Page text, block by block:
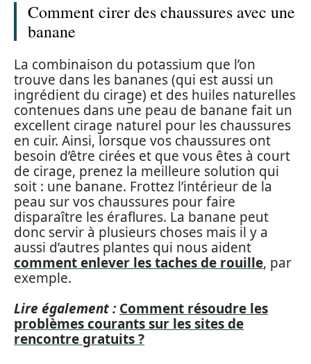
Comment cirer des chaussures avec une
banane
La combinaison du potassium que l’on
trouve dans les bananes (qui est aussi un
ingrédient du cirage) et des huiles naturelles
contenues dans une peau de banane fait un
excellent cirage naturel pour les chaussures
en cuir. Ainsi, lorsque vos chaussures ont
besoin d’être cirées et que vous êtes à court
de cirage, prenez la meilleure solution qui
soit : une banane. Frottez l’intérieur de la
peau sur vos chaussures pour faire
disparaître les éraflures. La banane peut
donc servir à plusieurs choses mais il y a
aussi d’autres plantes qui nous aident
comment enlever les taches de rouille, par
exemple.
Lire également : Comment résoudre les
problèmes courants sur les sites de
rencontre gratuits ?